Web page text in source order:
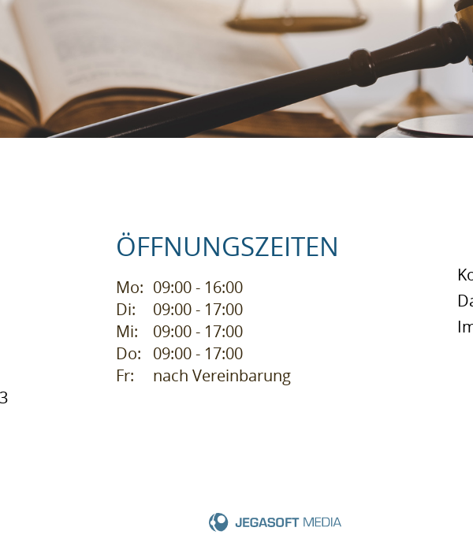
ÖFFNUNGSZEITEN
Mo: 09:00 - 16:00
Di:
09:00 - 17:00
Mi:
09:00 - 17:00
Do:
09:00 - 17:00
Fr:
nach Vereinbarung